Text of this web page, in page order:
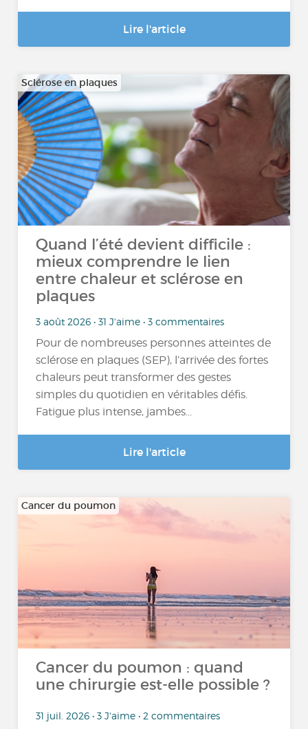
Lire l'article
Sclérose en plaques
Quand l’été devient difficile :
mieux comprendre le lien
entre chaleur et sclérose en
plaques
3 août 2026 • 31 J'aime • 3 commentaires
Pour de nombreuses personnes atteintes de
sclérose en plaques (SEP), l’arrivée des fortes
chaleurs peut transformer des gestes
simples du quotidien en véritables défis.
Fatigue plus intense, jambes...
Lire l'article
Cancer du poumon
Cancer du poumon : quand
une chirurgie est-elle possible ?
31 juil. 2026 • 3 J'aime • 2 commentaires